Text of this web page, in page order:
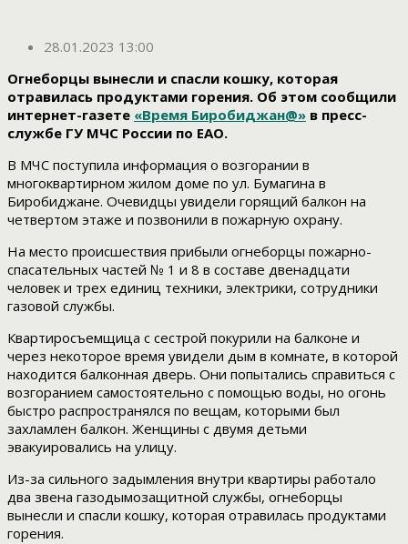
28.01.2023 13:00
Огнеборцы вынесли и спасли кошку, которая
отравилась продуктами горения. Об этом сообщили
интернет-газете «Время Биробиджан@» в пресс-
службе ГУ МЧС России по ЕАО.
В МЧС поступила информация о возгорании в
многоквартирном жилом доме по ул. Бумагина в
Биробиджане. Очевидцы увидели горящий балкон на
четвертом этаже и позвонили в пожарную охрану.
На место происшествия прибыли огнеборцы пожарно-
спасательных частей № 1 и 8 в составе двенадцати
человек и трех единиц техники, электрики, сотрудники
газовой службы.
Квартиросъемщица с сестрой покурили на балконе и
через некоторое время увидели дым в комнате, в которой
находится балконная дверь. Они попытались справиться с
возгоранием самостоятельно с помощью воды, но огонь
быстро распространялся по вещам, которыми был
захламлен балкон. Женщины с двумя детьми
эвакуировались на улицу.
Из-за сильного задымления внутри квартиры работало
два звена газодымозащитной службы, огнеборцы
вынесли и спасли кошку, которая отравилась продуктами
горения.